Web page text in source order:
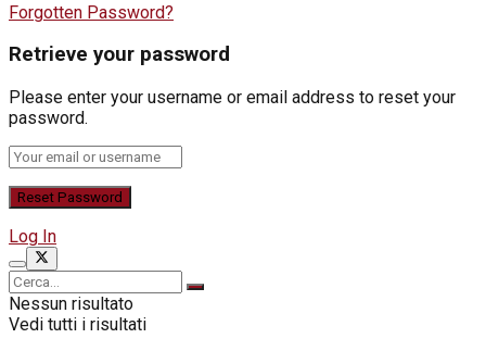
Forgotten Password?
Retrieve your password
Please enter your username or email address to reset your
password.
Log In
Nessun risultato
Vedi tutti i risultati